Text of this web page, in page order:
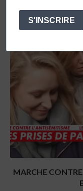
MARCHE
S'INSCRIRE